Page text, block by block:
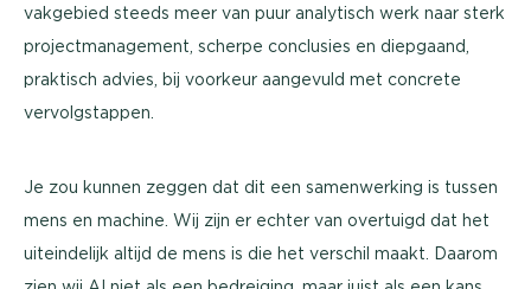
vakgebied steeds meer van puur analytisch werk naar sterk
projectmanagement, scherpe conclusies en diepgaand,
praktisch advies, bij voorkeur aangevuld met concrete
vervolgstappen.
Je zou kunnen zeggen dat dit een samenwerking is tussen
mens en machine. Wij zijn er echter van overtuigd dat het
uiteindelijk altijd de mens is die het verschil maakt. Daarom